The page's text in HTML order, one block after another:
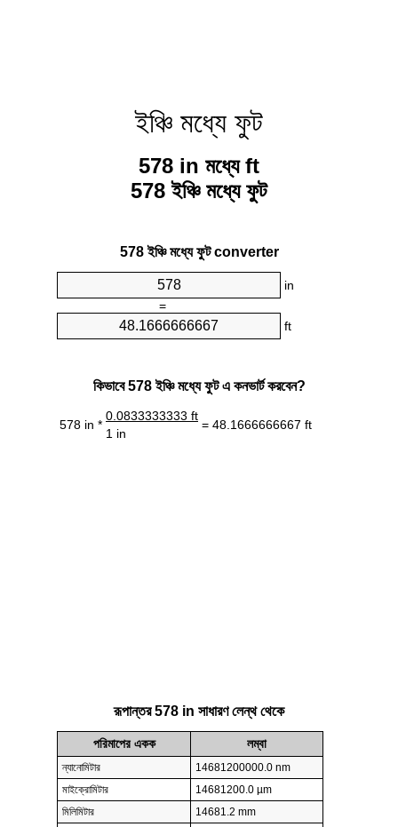
ইঞ্চি মধ্যে ফুট
578 in মধ্যে ft
578 ইঞ্চি মধ্যে ফুট
578 ইঞ্চি মধ্যে ফুট converter
in
=
ft
কিভাবে 578 ইঞ্চি মধ্যে ফুট এ কনভার্ট করবেন?
578 in *
0.0833333333 ft
= 48.1666666667 ft
1 in
রূপান্তর 578 in সাধারণ লেন্থ থেকে
পরিমাপের একক লম্বা
ন্যানোমিটার
14681200000.0 nm
মাইক্রোমিটার
14681200.0 µm
মিলিমিটার
14681.2 mm